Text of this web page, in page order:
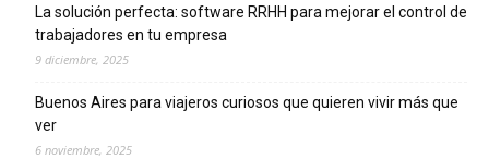
La solución perfecta: software RRHH para mejorar el control de
trabajadores en tu empresa
9 diciembre, 2025
Buenos Aires para viajeros curiosos que quieren vivir más que
ver
6 noviembre, 2025